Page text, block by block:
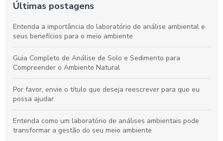
Últimas postagens
Entenda a importância do laboratório de análise ambiental e
seus benefícios para o meio ambiente
Guia Completo de Análise de Solo e Sedimento para
Compreender o Ambiente Natural
Por favor, envie o título que deseja reescrever para que eu
possa ajudar.
Entenda como um laboratório de análises ambientais pode
transformar a gestão do seu meio ambiente